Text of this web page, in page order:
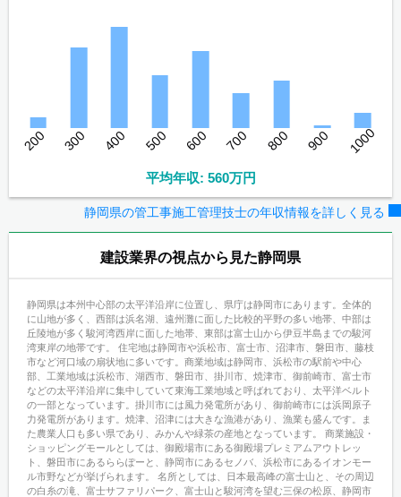
200 300 400 500 600 700 800 900 1000
平均年収: 560万円
静岡県の管工事施工管理技士の年収情報を詳しく見る
建設業界の視点から見た静岡県
静岡県は本州中心部の太平洋沿岸に位置し、県庁は静岡市にあります。全体的
に山地が多く、西部は浜名湖、遠州灘に面した比較的平野の多い地帯、中部は
丘陵地が多く駿河湾西岸に面した地帯、東部は富士山から伊豆半島までの駿河
湾東岸の地帯です。 住宅地は静岡市や浜松市、富士市、沼津市、磐田市、藤枝
市など河口域の扇状地に多いです。商業地域は静岡市、浜松市の駅前や中心
部、工業地域は浜松市、湖西市、磐田市、掛川市、焼津市、御前崎市、富士市
などの太平洋沿岸に集中していて東海工業地域と呼ばれており、太平洋ベルト
の一部となっています。掛川市には風力発電所があり、御前崎市には浜岡原子
力発電所があります。焼津、沼津には大きな漁港があり、漁業も盛んです。ま
た農業人口も多い県であり、みかんや緑茶の産地となっています。 商業施設・
ショッピングモールとしては、御殿場市にある御殿場プレミアムアウトレッ
ト、磐田市にあるららぽーと、静岡市にあるセノバ、浜松市にあるイオンモー
ル市野などが挙げられます。 名所としては、日本最高峰の富士山と、その周辺
の白糸の滝、富士サファリパーク、富士山と駿河湾を望む三保の松原、静岡市